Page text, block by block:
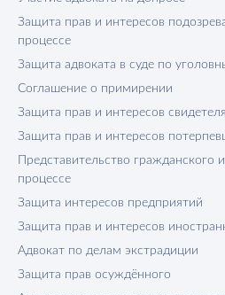
Защита прав и интересов
процессе
Защита адвоката в суде по
Соглашение о примирении
Защита прав и интересов свидетеля
Защита прав и интересов
Представительство гражданского
процессе
Защита интересов предприятий
Защита прав и интересов
Адвокат по делам экстрадиции
Защита прав осуждённого